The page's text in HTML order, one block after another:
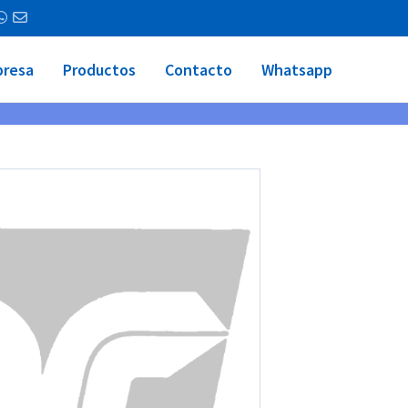
Productos Contacto Whatsapp